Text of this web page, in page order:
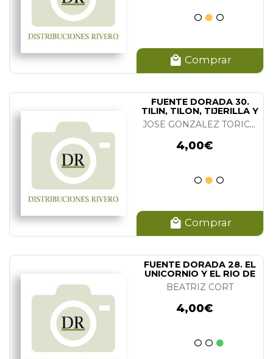
Comprar
FUENTE DORADA 30.
TILIN, TILON, TIJERILLA Y
TIJERON
JOSE GONZALEZ TORICES
4,00€
Comprar
FUENTE DORADA 28. EL
UNICORNIO Y EL RIO DE
LAS LAGRIMAS
BEATRIZ CORT
4,00€